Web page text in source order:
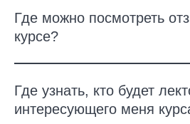
Где можно посмотреть
курсе?
Где узнать, кто будет
интересующего меня